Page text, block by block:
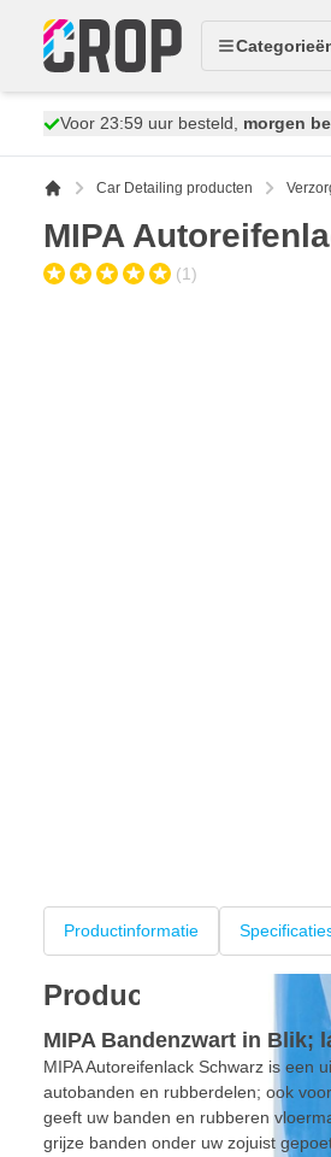
Voor 23:59 uur besteld, morgen
Car Detailing producten
MIPA
(1)
Productinformatie
Productinformatie
MIPA Bandenzwart in Blik;
MIPA Autoreifenlack Schwarz is een
autobanden en rubberdelen; ook
geeft uw banden en rubberen
grijze banden onder uw zojuist